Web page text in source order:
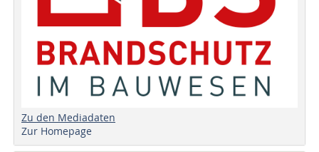
Zu den Mediadaten
Zur Homepage